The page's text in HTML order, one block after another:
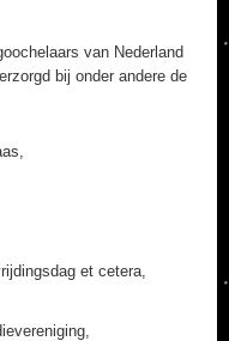
van Nederland
bij onder andere de
et cetera,